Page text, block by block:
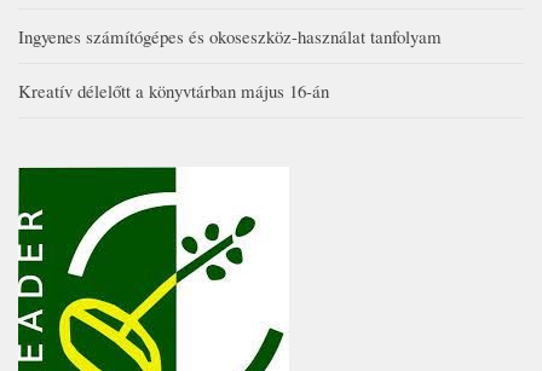
Ingyenes számítógépes és okoseszköz-használat tanfolyam
Kreatív délelőtt a könyvtárban május 16-án